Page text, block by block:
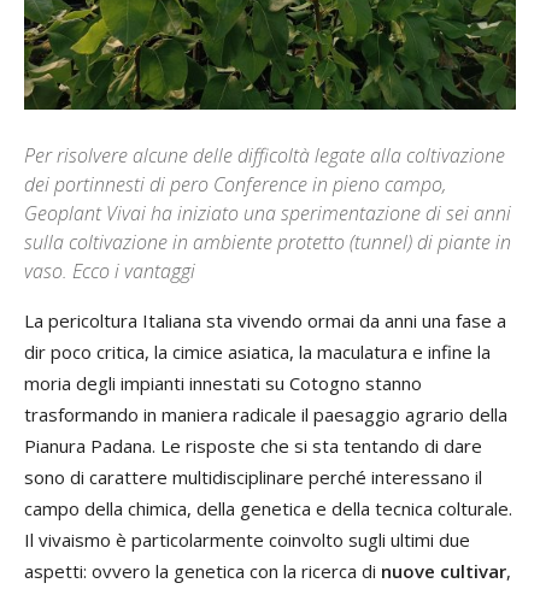
Per risolvere alcune delle difficoltà legate alla coltivazione
dei portinnesti di pero Conference in pieno campo,
Geoplant Vivai ha iniziato una sperimentazione di sei anni
sulla coltivazione in ambiente protetto (tunnel) di piante in
vaso. Ecco i vantaggi
La pericoltura Italiana sta vivendo ormai da anni una fase a
dir poco critica, la cimice asiatica, la maculatura e infine la
moria degli impianti innestati su Cotogno stanno
trasformando in maniera radicale il paesaggio agrario della
Pianura Padana. Le risposte che si sta tentando di dare
sono di carattere multidisciplinare perché interessano il
campo della chimica, della genetica e della tecnica colturale.
Il vivaismo è particolarmente coinvolto sugli ultimi due
aspetti: ovvero la genetica con la ricerca di nuove cultivar,